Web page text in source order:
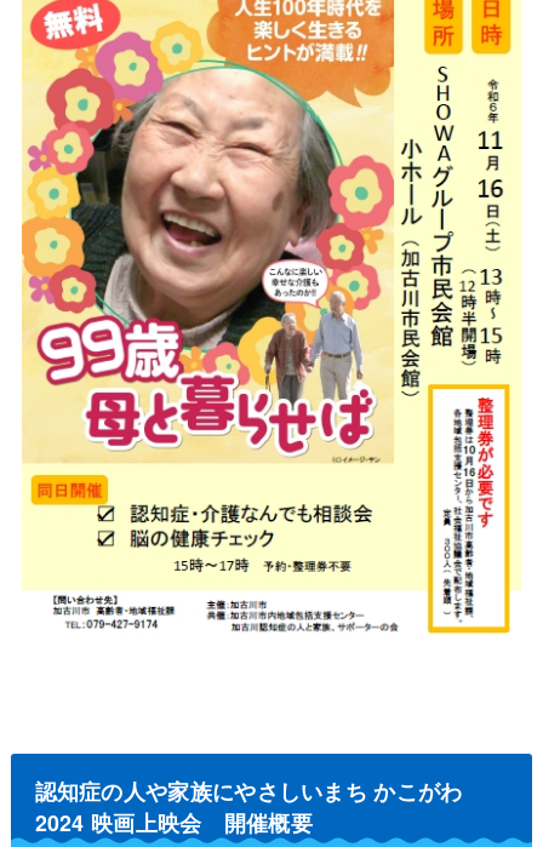
認知症の人や家族にやさしいまち かこがわ
2024 映画上映会 開催概要